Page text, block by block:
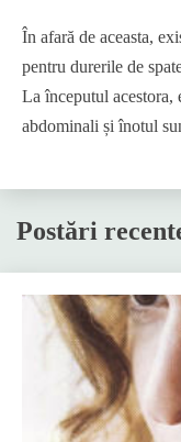
În afară de aceasta,
pentru durerile de
La începutul acestora,
abdominali și înotul
Postări